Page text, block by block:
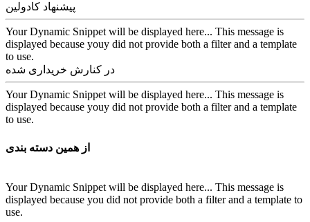
پیشنهاد کادولین
Your Dynamic Snippet will be displayed here... This message is
displayed because youy did not provide both a filter and a template
to use.
در کنارش خریداری شده
Your Dynamic Snippet will be displayed here... This message is
displayed because youy did not provide both a filter and a template
to use.
از همین دسته بندی
Your Dynamic Snippet will be displayed here... This message is
displayed because you did not provide both a filter and a template to
use.